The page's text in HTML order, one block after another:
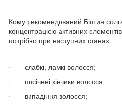
Кому рекомендований Біотин
концентрацією активних
потрібно при наступних станах:
·
слабкі, ламкі волосся;
·
посічені кінчики волосся;
·
випадіння волосся;